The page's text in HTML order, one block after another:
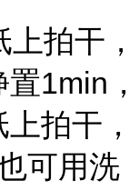
拍干，
1min，
拍干，
可用洗